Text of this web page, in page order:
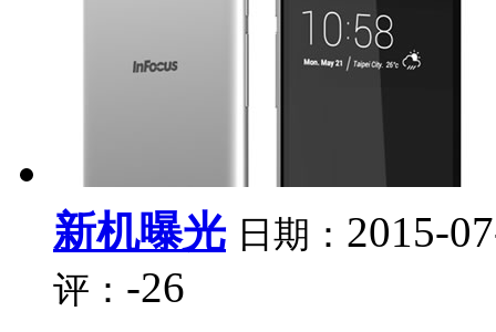
新机曝光 日期： 2015-
评： -26